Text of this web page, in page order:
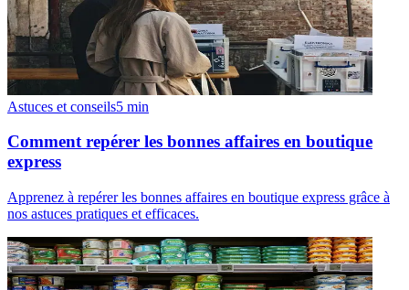
Astuces et conseils5 min
Comment repérer les bonnes affaires en boutique
express
Apprenez à repérer les bonnes affaires en boutique express grâce à
nos astuces pratiques et efficaces.